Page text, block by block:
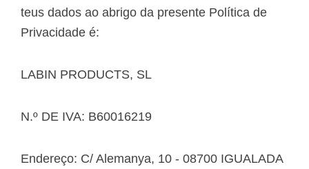
teus dados ao abrigo da presente Política de
Privacidade é:
LABIN PRODUCTS, SL
N.º DE IVA: B60016219
Endereço: C/ Alemanya, 10 - 08700 IGUALADA